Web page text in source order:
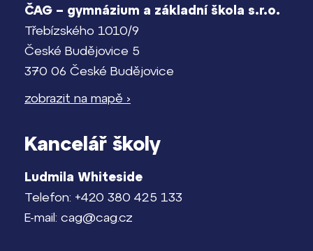
ČAG – gymnázium a základní škola s.r.o.
Třebízského 1010/9
České Budějovice 5
370 06 České Budějovice
zobrazit na mapě ›
Kancelář školy
Ludmila Whiteside
Telefon: +420 380 425 133
E-mail: cag@cag.cz